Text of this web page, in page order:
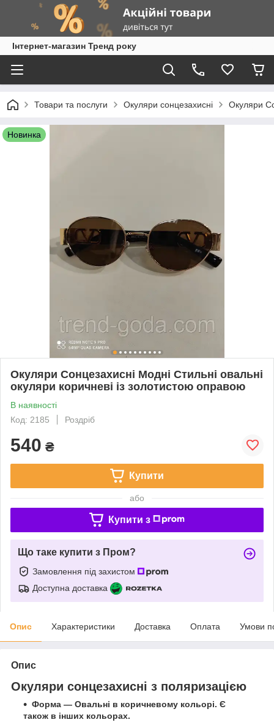
Інтернет-магазин Тренд року
Товари та послуги Окуляри сонцезахисні Окуляри
Новинка
Окуляри Сонцезахисні Модні Стильні овальні
окуляри коричневі із золотистою оправою
В наявності
Код: 2185
Роздріб
540 ₴
Купити
або
Купити з
Що таке купити з Пром?
Замовлення під захистом
Доступна доставка
Опис Характеристики Доставка Оплата Умови
Опис
Окуляри сонцезахисні з поляризацією
Форма — Овальні в коричневому кольорі. Є
також в інших кольорах.